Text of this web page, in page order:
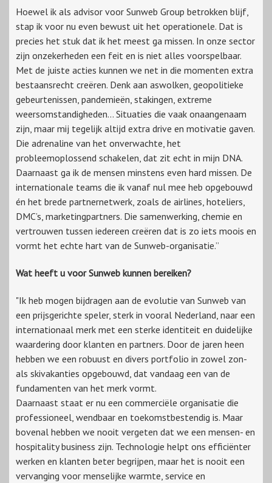
Hoewel ik als advisor voor Sunweb Group betrokken blijf,
stap ik voor nu even bewust uit het operationele. Dat is
precies het stuk dat ik het meest ga missen. In onze sector
zijn onzekerheden een feit en is niet alles voorspelbaar.
Met de juiste acties kunnen we net in die momenten extra
bestaansrecht creëren. Denk aan aswolken, geopolitieke
gebeurtenissen, pandemieën, stakingen, extreme
weersomstandigheden… Situaties die vaak onaangenaam
zijn, maar mij tegelijk altijd extra drive en motivatie gaven.
Die adrenaline van het onverwachte, het
probleemoplossend schakelen, dat zit echt in mijn DNA.
Daarnaast ga ik de mensen minstens even hard missen. De
internationale teams die ik vanaf nul mee heb opgebouwd
én het brede partnernetwerk, zoals de airlines, hoteliers,
DMC’s, marketingpartners. Die samenwerking, chemie en
vertrouwen tussen iedereen creëren dat is zo iets moois en
vormt het echte hart van de Sunweb-organisatie.”
Wat heeft u voor Sunweb kunnen bereiken?
"Ik heb mogen bijdragen aan de evolutie van Sunweb van
een prijsgerichte speler, sterk in vooral Nederland, naar een
internationaal merk met een sterke identiteit en duidelijke
waardering door klanten en partners. Door de jaren heen
hebben we een robuust en divers portfolio in zowel zon-
als skivakanties opgebouwd, dat vandaag een van de
fundamenten van het merk vormt.
Daarnaast staat er nu een commerciële organisatie die
professioneel, wendbaar en toekomstbestendig is. Maar
bovenal hebben we nooit vergeten dat we een mensen- en
hospitality business zijn. Technologie helpt ons efficiënter
werken en klanten beter begrijpen, maar het is nooit een
vervanging voor menselijke warmte, service en